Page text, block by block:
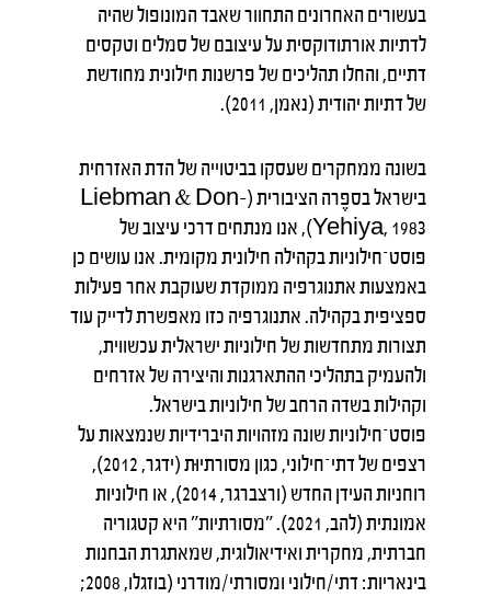
בעשורים האחרונים התחוור שאבד המונופול שהיה
לדתיות אורתודוקסית על עיצובם של סמלים וטקסים
דתיים, והחלו תהליכים של פרשנות חילונית מחודשת
של דתיות יהודית (נאמן, 2011).
בשונה ממחקרים שעסקו בביטוייה של הדת האזרחית
בישראל בספֶרה הציבורית (Liebman & Don-
Yehiya, 1983), אנו מנתחים דרכי עיצוב של
פוסט־חילוניות בקהילה חילונית מקומית. אנו עושים כן
באמצעות אתנוגרפיה ממוקדת שעוקבת אחר פעילות
ספציפית בקהילה. אתנוגרפיה כזו מאפשרת לדייק עוד
תצורות מתחדשות של חילוניות ישראלית עכשווית,
ולהעמיק בתהליכי ההתארגנות והיצירה של אזרחים
וקהילות בשדה הרחב של חילוניות בישראל.
פוסט־חילוניות שונה מזהויות היברידיות שנמצאות על
רצפים של דתי־חילוני, כגון מסורתיוּת (ידגר, 2012),
רוחניות העידן החדש (ורצברגר, 2014), או חילוניות
אמונתית (להב, 2021). "מסורתיות" היא קטגוריה
חברתית, מחקרית ואידיאולוגית, שמאתגרת הבחנות
בינאריות: דתי/חילוני ומסורתי/מודרני (בוזגלו, 2008;